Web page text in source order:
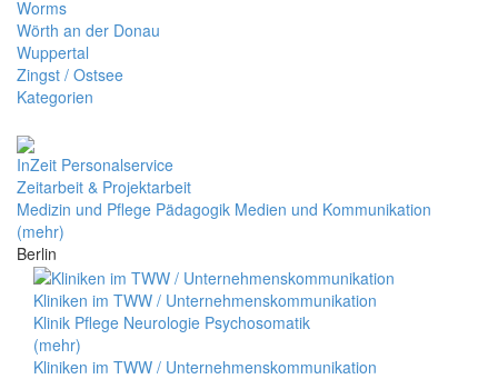
Worms
Wörth an der Donau
Wuppertal
Zingst / Ostsee
Kategorien
InZeit Personalservice
Zeitarbeit & Projektarbeit
Medizin und Pflege Pädagogik Medien und Kommunikation
(mehr)
Berlin
Kliniken im TWW / Unternehmenskommunikation
Klinik Pflege Neurologie Psychosomatik
(mehr)
Kliniken im TWW / Unternehmenskommunikation